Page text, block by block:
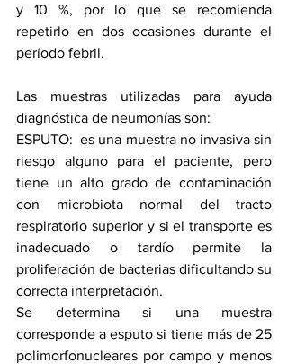
y 10 %, por lo que se recomienda
repetirlo en dos ocasiones durante el
período febril.
Las muestras utilizadas para ayuda
diagnóstica de neumonías son:
ESPUTO:  es una muestra no invasiva sin
riesgo alguno para el paciente, pero
tiene un alto grado de contaminación
con microbiota normal del tracto
respiratorio superior y si el transporte es
inadecuado o tardío permite la
proliferación de bacterias dificultando su
correcta interpretación.
Se determina si una muestra
corresponde a esputo si tiene más de 25
polimorfonucleares por campo y menos